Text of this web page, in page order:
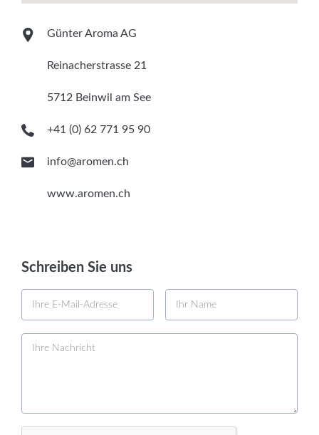
Günter Aroma AG
Reinacherstrasse 21
5712 Beinwil am See
+41 (0) 62 771 95 90
info@aromen.ch
www.aromen.ch
Schreiben Sie uns